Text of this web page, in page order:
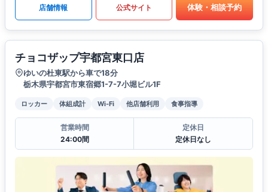
店舗情報 公式サイト 体験・相談予約
チョコザップ宇都宮東口店
ゆいの杜東駅から車で18分
栃木県宇都宮市東宿郷1-7-7小堀ビル1F
ロッカー 体組成計 Wi-Fi 他店舗利用 食事指導
営業時間
24:00間
定休日
定休日なし